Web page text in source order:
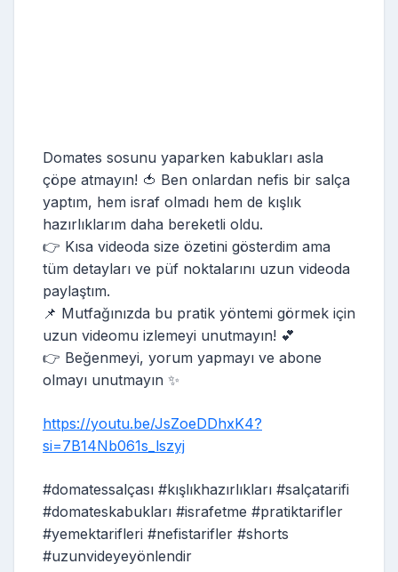
Domates sosunu yaparken kabukları asla
çöpe atmayın! 🍅 Ben onlardan nefis bir salça
yaptım, hem israf olmadı hem de kışlık
hazırlıklarım daha bereketli oldu.
👉 Kısa videoda size özetini gösterdim ama
tüm detayları ve püf noktalarını uzun videoda
paylaştım.
📌 Mutfağınızda bu pratik yöntemi görmek için
uzun videomu izlemeyi unutmayın! 💕
👉 Beğenmeyi, yorum yapmayı ve abone
olmayı unutmayın ✨
https://youtu.be/JsZoeDDhxK4?
si=7B14Nb061s_lszyj
#domatessalçası #kışlıkhazırlıkları #salçatarifi
#domateskabukları #israfetme #pratiktarifler
#yemektarifleri #nefistarifler #shorts
#uzunvideyeyönlendir